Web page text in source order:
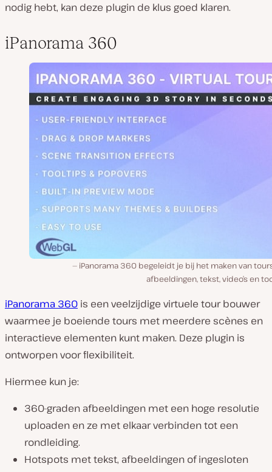
nodig hebt, kan deze plugin de klus goed klaren.
iPanorama 360
iPanorama 360 begeleidt je bij het maken van
afbeeldingen, tekst, video’s en
iPanorama 360 is een veelzijdige virtuele tour bouwer
waarmee je boeiende tours met meerdere scènes en
interactieve elementen kunt maken. Deze plugin is
ontworpen voor flexibiliteit.
Hiermee kun je:
360-graden afbeeldingen met een hoge resolutie
uploaden en ze met elkaar verbinden tot een
rondleiding.
Hotspots met tekst, afbeeldingen of ingesloten